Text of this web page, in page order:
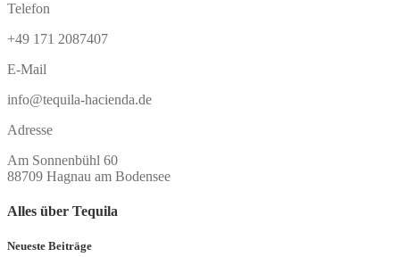
Telefon
+49 171 2087407
E-Mail
info@tequila-hacienda.de
Adresse
Am Sonnenbühl 60
88709 Hagnau am Bodensee
Alles über Tequila
Neueste Beiträge